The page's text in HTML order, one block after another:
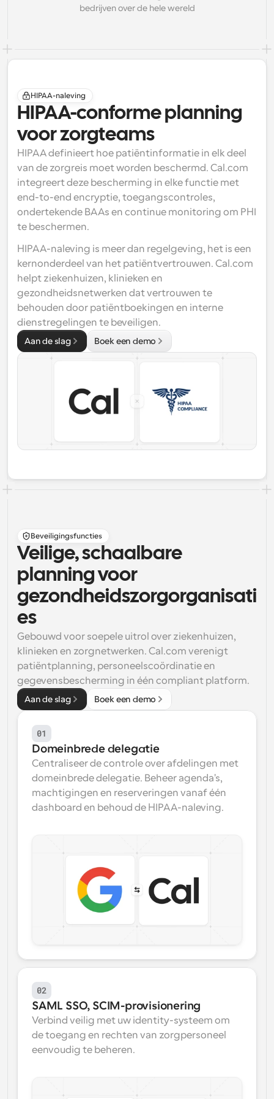
bedrijven over de hele wereld
HIPAA-naleving
HIPAA-conforme planning
voor zorgteams
HIPAA definieert hoe patiëntinformatie in elk deel
van de zorgreis moet worden beschermd. Cal.com
integreert deze bescherming in elke functie met
end-to-end encryptie, toegangscontroles,
ondertekende BAAs en continue monitoring om PHI
te beschermen.
HIPAA-naleving is meer dan regelgeving, het is een
kernonderdeel van het patiëntvertrouwen. Cal.com
helpt ziekenhuizen, klinieken en
gezondheidsnetwerken dat vertrouwen te
behouden door patiëntboekingen en interne
dienstregelingen te beveiligen.
Aan de slag Boek een demo
Beveiligingsfuncties
Veilige, schaalbare
planning voor
gezondheidszorgorganisati
es
Gebouwd voor soepele uitrol over ziekenhuizen,
klinieken en zorgnetwerken. Cal.com verenigt
patiëntplanning, personeelscoördinatie en
gegevensbescherming in één compliant platform.
Aan de slag Boek een demo
01
Domeinbrede delegatie
Centraliseer de controle over afdelingen met
domeinbrede delegatie. Beheer agenda's,
machtigingen en reserveringen vanaf één
dashboard en behoud de HIPAA-naleving.
02
SAML SSO, SCIM-provisionering
Verbind veilig met uw identity-systeem om
de toegang en rechten van zorgpersoneel
eenvoudig te beheren.